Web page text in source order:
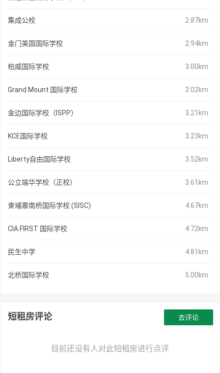
集成公校 2.87km
金门美国国际学校 2.94km
柏威国际学校 3.00km
Grand Mount 国际学校 3.02km
金边国际学校（ISPP） 3.21km
KCE国际学校 3.23km
Liberty自由国际学校 3.52km
公立端华学校（正校） 3.61km
柬埔寨南桥国际学校 (SISC) 4.67km
CIA FIRST 国际学校 4.72km
民生中学 4.81km
北桥国际学校 5.00km
短租房评论
目前还没有人对此短租房进行点评
去评论